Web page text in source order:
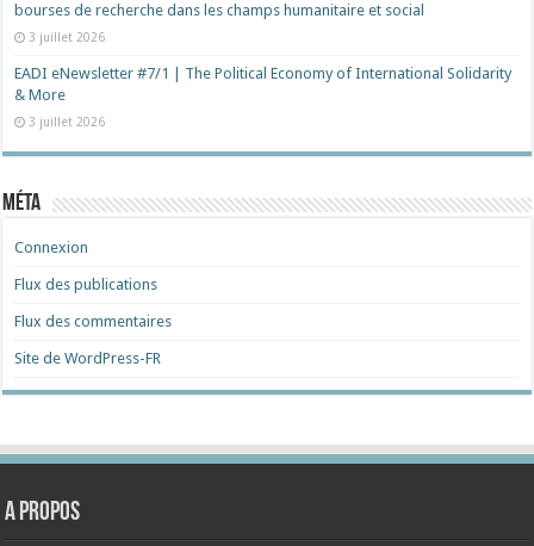
bourses de recherche dans les champs humanitaire et social
3 juillet 2026
EADI eNewsletter #7/1 | The Political Economy of International Solidarity
& More
3 juillet 2026
Méta
Connexion
Flux des publications
Flux des commentaires
Site de WordPress-FR
A propos